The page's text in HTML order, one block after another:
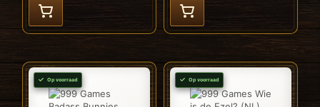
Op voorraad Op voorraad